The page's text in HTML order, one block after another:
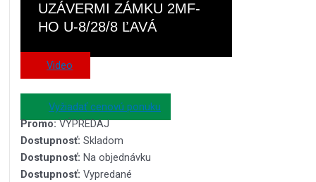
UZÁVERMI ZÁMKU 2MF-
HO U-8/28/8 ĽAVÁ
Video
Vyžiadať cenovú ponuku
Promo:VÝPREDAJ
Dostupnosť: Skladom
Dostupnosť: Na objednávku
Dostupnosť: Vypredané